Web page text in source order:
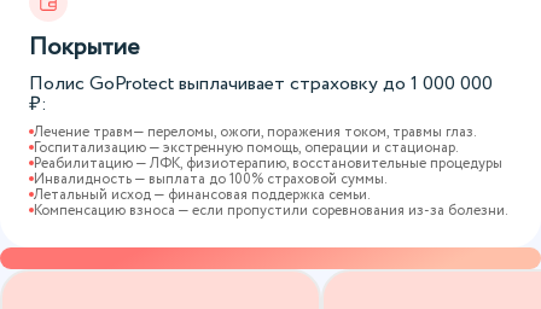
Покрытие
Полис GoProtect выплачивает страховку до 1 000 000
₽:
Лечение травм— переломы, ожоги, поражения током, травмы глаз.
Госпитализацию — экстренную помощь, операции и стационар.
Реабилитацию — ЛФК, физиотерапию, восстановительные процедуры
Инвалидность — выплата до 100% страховой суммы.
Летальный исход — финансовая поддержка семьи.
Компенсацию взноса — если пропустили соревнования из-за болезни.